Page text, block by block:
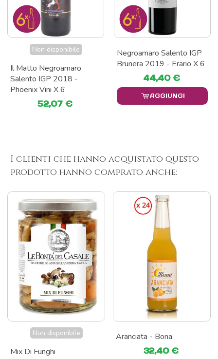
Negroamaro Salento IGP
Brunera 2019 - Erario X 6
44,40 €
Susumaniello IGT Salento
2022 - Losito E Guarini X
47,94 €
AGGIUNGI
I clienti che hanno acquistato questo
prodotto hanno comprato anche:
Non disponibile
Mix Di Funghi
Aranciata - Bona
32,40 €